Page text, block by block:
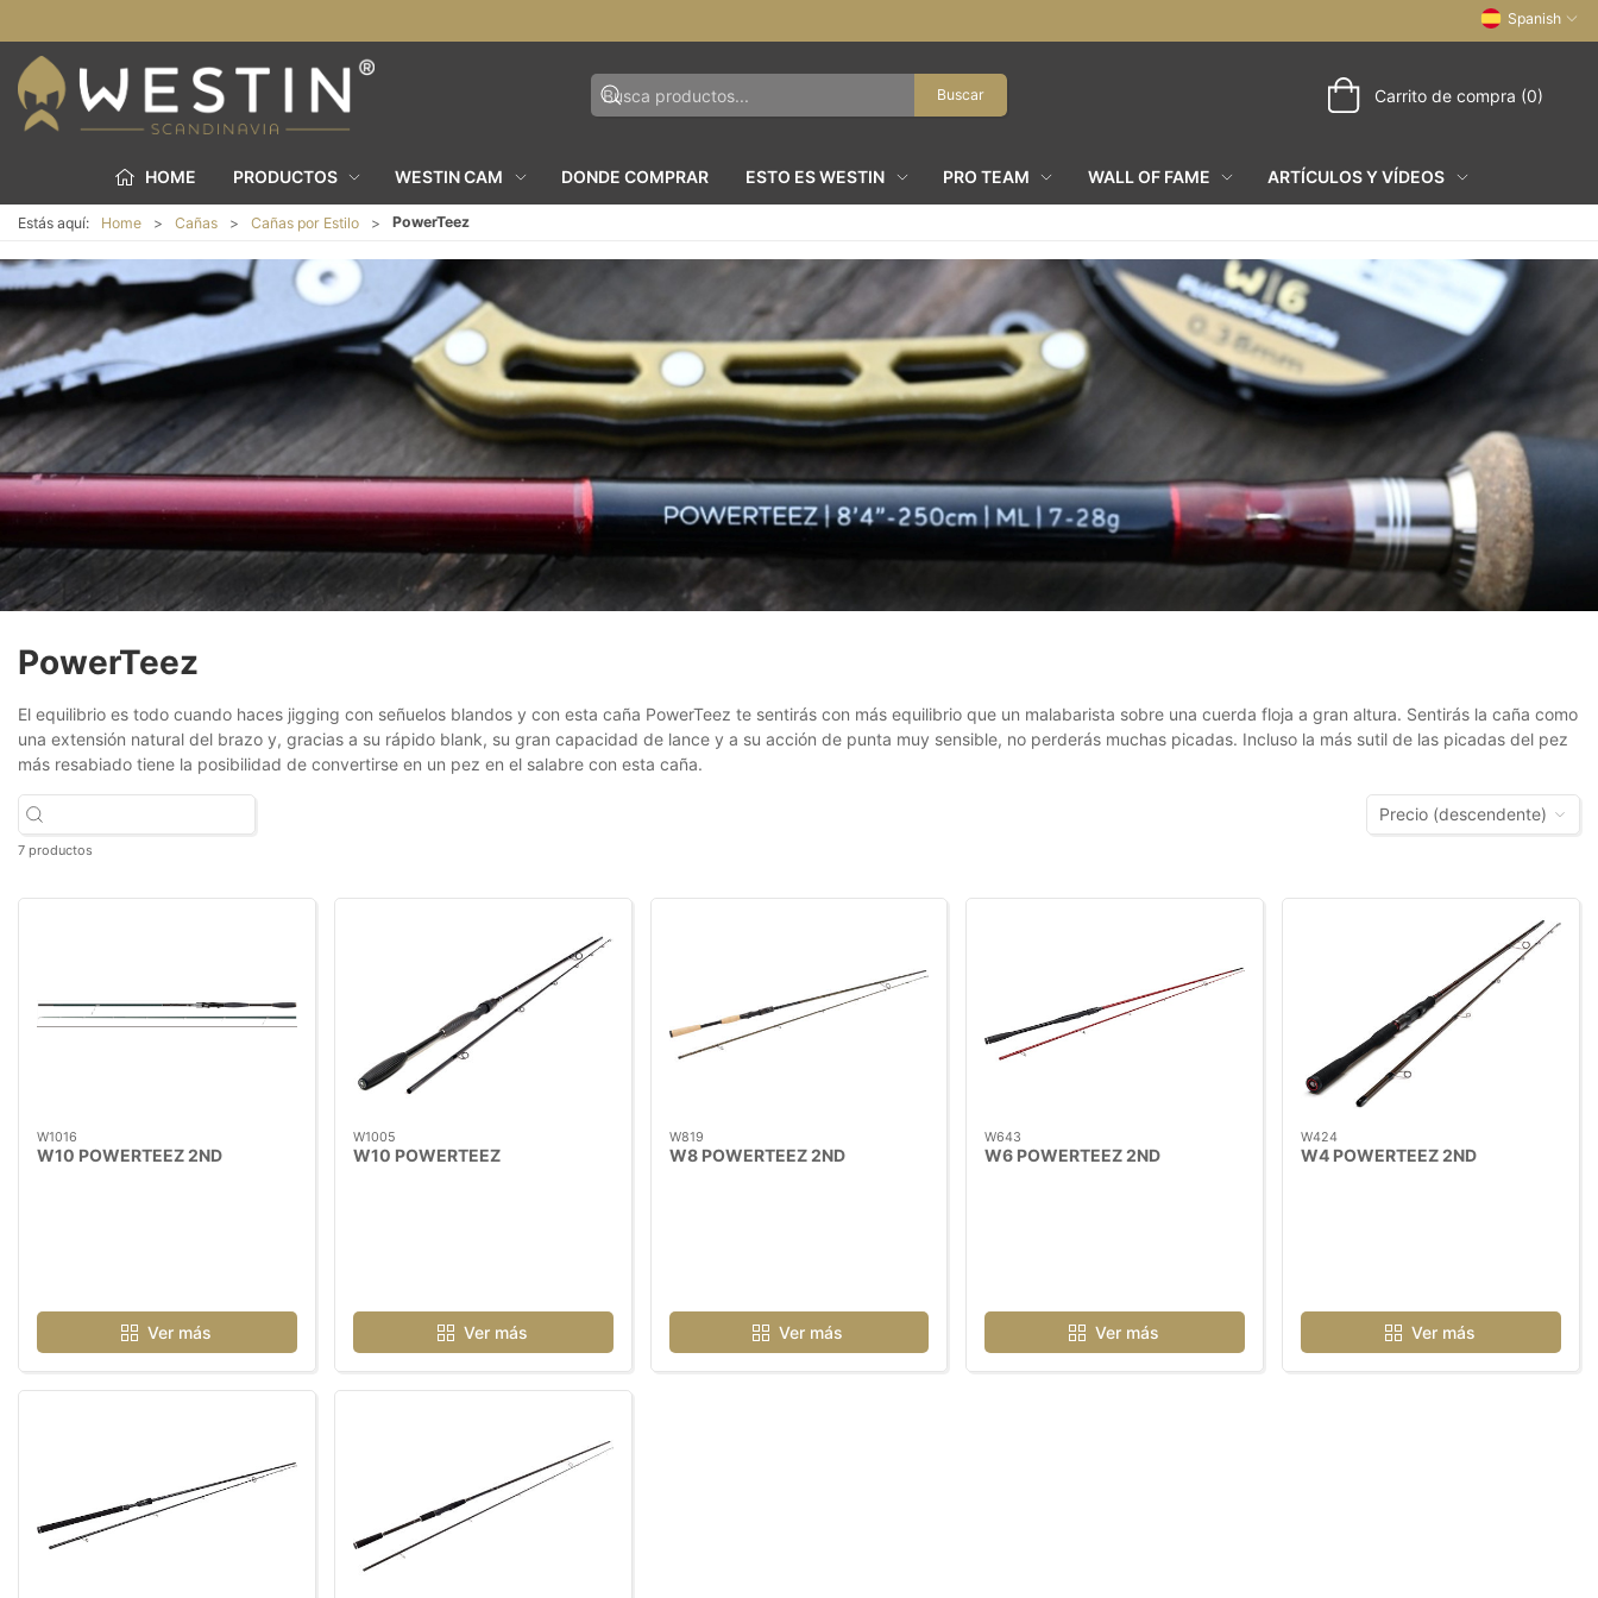
Spanish
Buscar Carrito de compra (0)
HOME PRODUCTOS WESTIN CAM DONDE COMPRAR ESTO ES WESTIN PRO TEAM WALL OF FAME ARTÍCULOS Y VÍDEOS
Estás aquí: Home Cañas Cañas por Estilo PowerTeez
PowerTeez
El equilibrio es todo cuando haces jigging con señuelos blandos y con esta caña PowerTeez te sentirás con más equilibrio que un malabarista sobre una cuerda floja a gran altura. Sentirás la caña como
una extensión natural del brazo y, gracias a su rápido blank, su gran capacidad de lance y a su acción de punta muy sensible, no perderás muchas picadas. Incluso la más sutil de las picadas del pez
más resabiado tiene la posibilidad de convertirse en un pez en el salabre con esta caña.
Precio (descendente)
7 productos
W1016
W10 POWERTEEZ 2ND
Ver más
W1005
W10 POWERTEEZ
Ver más
W819
W8 POWERTEEZ 2ND
Ver más
W643
W6 POWERTEEZ 2ND
Ver más
W424
W4 POWERTEEZ 2ND
Ver más